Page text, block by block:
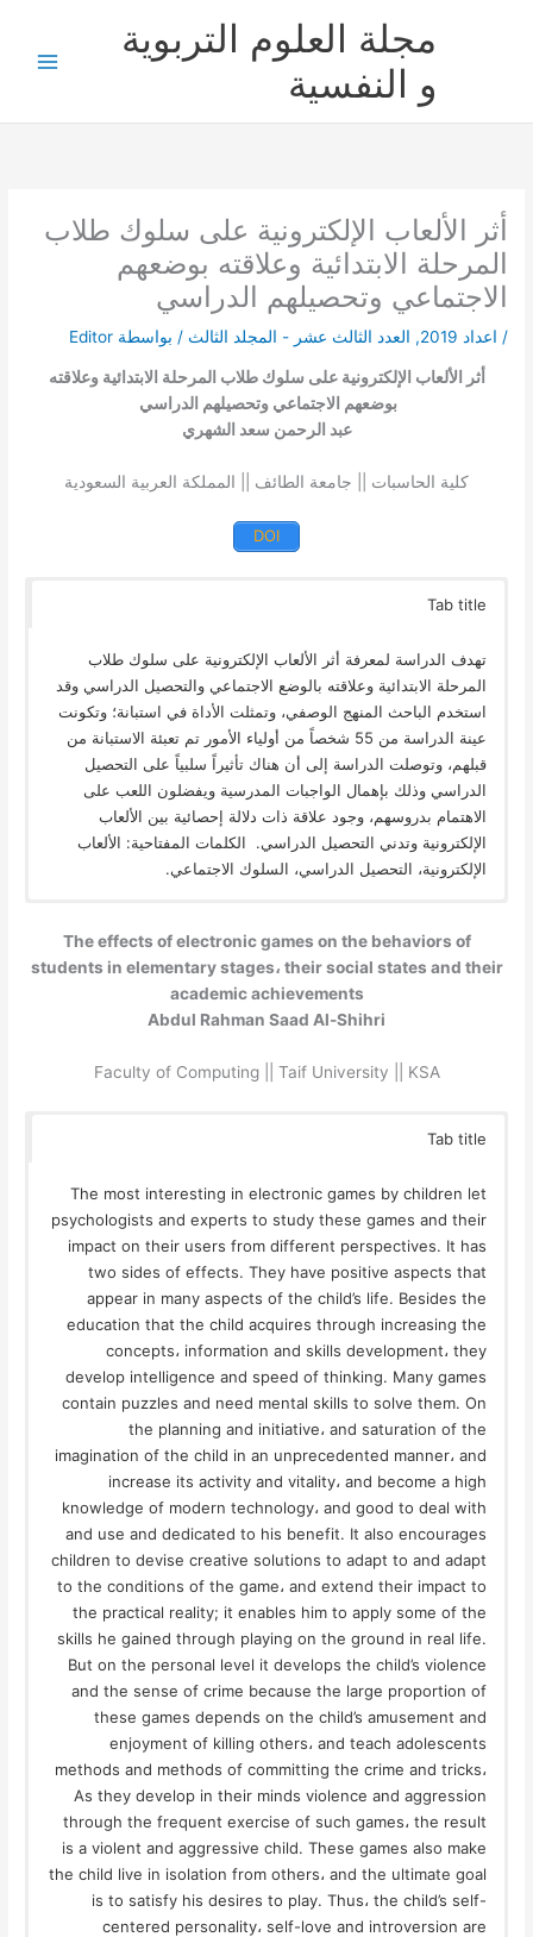
مجلة العلوم التربوية
و النفسية
أثر الألعاب الإلكترونية على سلوك طلاب
المرحلة الابتدائية وعلاقته بوضعهم
الاجتماعي وتحصيلهم الدراسي
/ اعداد 2019 , العدد الثالث عشر - المجلد الثالث / بواسطة Editor
أثر الألعاب الإلكترونية على سلوك طلاب المرحلة الابتدائية وعلاقته
بوضعهم الاجتماعي وتحصيلهم الدراسي
عبد الرحمن سعد الشهري
كلية الحاسبات || جامعة الطائف || المملكة العربية السعودية
DOI
Tab title
تهدف الدراسة لمعرفة أثر الألعاب الإلكترونية على سلوك طلاب
المرحلة الابتدائية وعلاقته بالوضع الاجتماعي والتحصيل الدراسي وقد
استخدم الباحث المنهج الوصفي، وتمثلت الأداة في استبانة؛ وتكونت
عينة الدراسة من 55 شخصاً من أولياء الأمور تم تعبئة الاستبانة من
قبلهم، وتوصلت الدراسة إلى أن هناك تأثيراً سلبياً على التحصيل
الدراسي وذلك بإهمال الواجبات المدرسية ويفضلون اللعب على
الاهتمام بدروسهم، وجود علاقة ذات دلالة إحصائية بين الألعاب
الإلكترونية وتدني التحصيل الدراسي. الكلمات المفتاحية: الألعاب
الإلكترونية، التحصيل الدراسي، السلوك الاجتماعي.
The effects of electronic games on the behaviors of
students in elementary stages، their social states and their
academic achievements
Abdul Rahman Saad Al-Shihri
Faculty of Computing || Taif University || KSA
Tab title
The most interesting in electronic games by children let
psychologists and experts to study these games and their
impact on their users from different perspectives. It has
two sides of effects. They have positive aspects that
appear in many aspects of the child’s life. Besides the
education that the child acquires through increasing the
concepts، information and skills development، they
develop intelligence and speed of thinking. Many games
contain puzzles and need mental skills to solve them. On
the planning and initiative، and saturation of the
imagination of the child in an unprecedented manner، and
increase its activity and vitality، and become a high
knowledge of modern technology، and good to deal with
and use and dedicated to his benefit. It also encourages
children to devise creative solutions to adapt to and adapt
to the conditions of the game، and extend their impact to
the practical reality; it enables him to apply some of the
skills he gained through playing on the ground in real life.
But on the personal level it develops the child’s violence
and the sense of crime because the large proportion of
these games depends on the child’s amusement and
enjoyment of killing others، and teach adolescents
methods and methods of committing the crime and tricks،
As they develop in their minds violence and aggression
through the frequent exercise of such games، the result
is a violent and aggressive child. These games also make
the child live in isolation from others، and the ultimate goal
is to satisfy his desires to play. Thus، the child’s self-
centered personality، self-love and introversion are